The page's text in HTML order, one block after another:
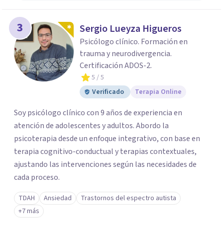
3 Sergio Lueyza Higueros
Psicólogo clínico. Formación en
trauma y neurodivergencia.
Certificación ADOS-2.
5 / 5
Verificado
Terapia Online
Soy psicólogo clínico con 9 años de experiencia en
atención de adolescentes y adultos. Abordo la
psicoterapia desde un enfoque integrativo, con base en
terapia cognitivo-conductual y terapias contextuales,
ajustando las intervenciones según las necesidades de
cada proceso.
TDAH Ansiedad
Trastornos del espectro autista
+7 más